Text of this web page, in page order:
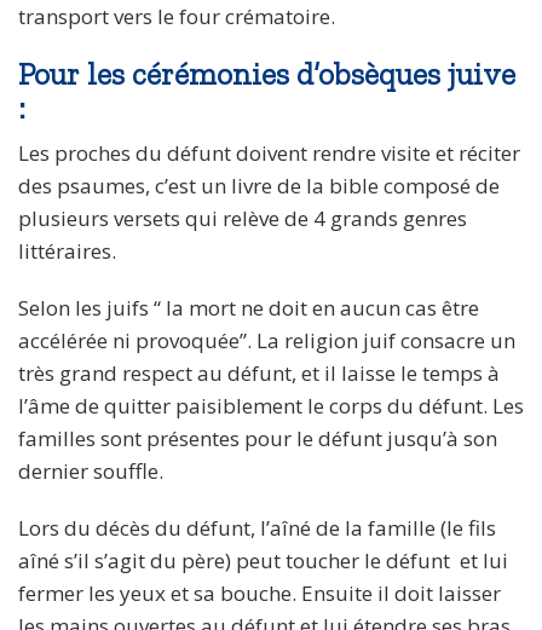
transport vers le four crématoire.
Pour les cérémonies d’obsèques juive
:
Les proches du défunt doivent rendre visite et réciter
des psaumes, c’est un livre de la bible composé de
plusieurs versets qui relève de 4 grands genres
littéraires.
Selon les juifs “ la mort ne doit en aucun cas être
accélérée ni provoquée”. La religion juif consacre un
très grand respect au défunt, et il laisse le temps à
l’âme de quitter paisiblement le corps du défunt. Les
familles sont présentes pour le défunt jusqu’à son
dernier souffle.
Lors du décès du défunt, l’aîné de la famille (le fils
aîné s’il s’agit du père) peut toucher le défunt et lui
fermer les yeux et sa bouche. Ensuite il doit laisser